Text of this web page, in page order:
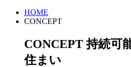
HOME
CONCEPT
CONCEPT 持続可
住まい